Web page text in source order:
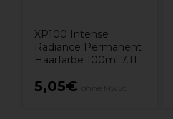
XP100 Intense
Radiance Permanent
Haarfarbe 100ml 7.11
5,05€